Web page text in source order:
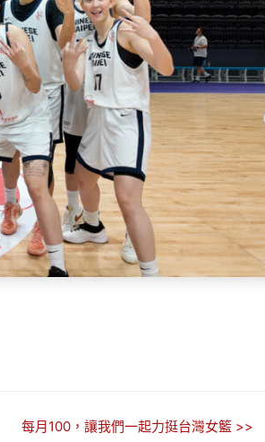
每月100，讓我們一起力挺台灣女籃 >>